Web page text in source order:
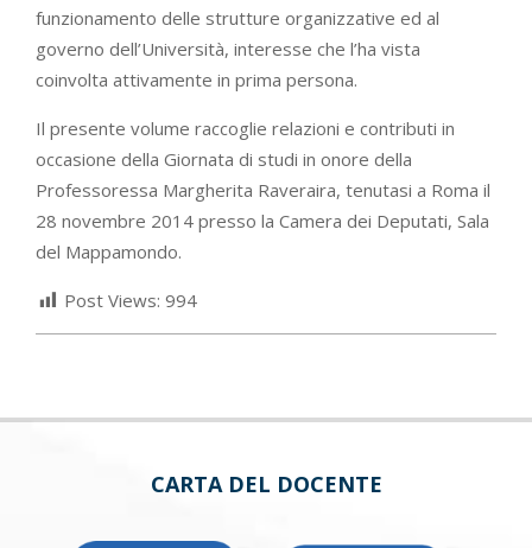
funzionamento delle strutture organizzative ed al
governo dell’Università, interesse che l’ha vista
coinvolta attivamente in prima persona.
Il presente volume raccoglie relazioni e contributi in
occasione della Giornata di studi in onore della
Professoressa Margherita Raveraira, tenutasi a Roma il
28 novembre 2014 presso la Camera dei Deputati, Sala
del Mappamondo.
Post Views: 994
CARTA DEL DOCENTE